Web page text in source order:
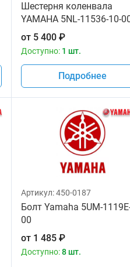
Шестерня коленвала
YAMAHA 5NL-11536-10-
от 5 400₽
Доступно: 1 шт.
Подробнее
Артикул:450-0187
Болт Yamaha 5UM-
00
от 1 485₽
Доступно:8 шт.